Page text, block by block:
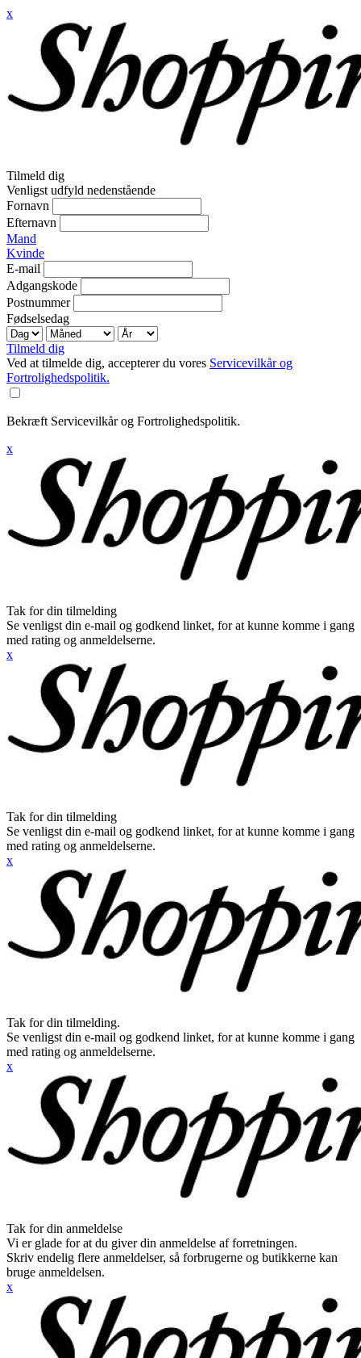
x
Tilmeld dig
Venligst udfyld nedenstående
Fornavn
Efternavn
Mand
Kvinde
E-mail
Adgangskode
Postnummer
Fødselsedag
Tilmeld dig
Ved at tilmelde dig, accepterer du vores Servicevilkår og
Fortrolighedspolitik.
Bekræft Servicevilkår og Fortrolighedspolitik.
x
Tak for din tilmelding
Se venligst din e-mail og godkend linket, for at kunne komme i gang
med rating og anmeldelserne.
x
Tak for din tilmelding
Se venligst din e-mail og godkend linket, for at kunne komme i gang
med rating og anmeldelserne.
x
Tak for din tilmelding.
Se venligst din e-mail og godkend linket, for at kunne komme i gang
med rating og anmeldelserne.
x
Tak for din anmeldelse
Vi er glade for at du giver din anmeldelse af forretningen.
Skriv endelig flere anmeldelser, så forbrugerne og butikkerne kan
bruge anmeldelsen.
x